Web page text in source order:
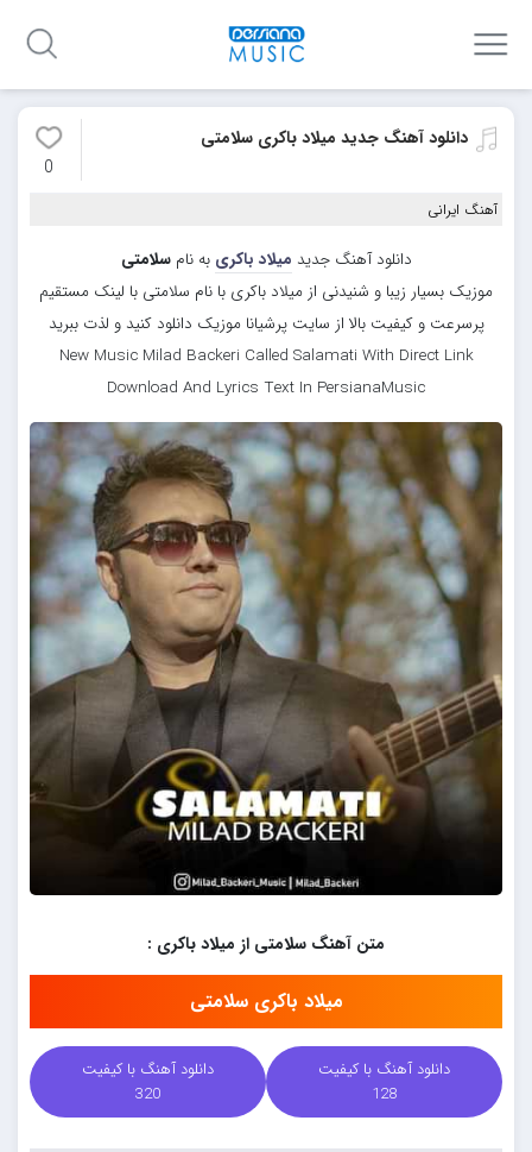
دانلود آهنگ جدید میلاد باکری سلامتی
0
آهنگ ایرانی
دانلود آهنگ جدید میلاد باکری به نامسلامتی
موزیک بسیار زیبا و شنیدنی از میلاد باکری با نام سلامتی با لینک مستقیم
پرسرعت و کیفیت بالا از سایت پرشیانا موزیک دانلود کنید و لذت ببرید
New Music Milad Backeri Called Salamati With Direct Link
Download And Lyrics Text In PersianaMusic
متن آهنگ سلامتی از میلاد باکری :
میلاد باکری سلامتی
دانلود آهنگ با کیفیت
128
دانلود آهنگ با کیفیت
320